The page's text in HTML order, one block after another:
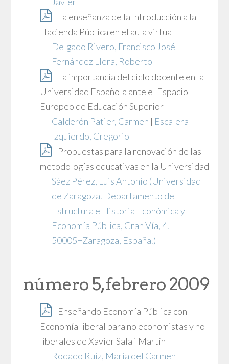
La enseñanza de la Introducción a la
Hacienda Pública en el aula virtual
Delgado Rivero, Francisco José |
Fernández Llera, Roberto
La importancia del ciclo docente en la
Universidad Española ante el Espacio
Europeo de Educación Superior
Calderón Patier, Carmen | Escalera
Izquierdo, Gregorio
Propuestas para la renovación de las
metodologías educativas en la Universidad
Sáez Pérez, Luis Antonio (Universidad
de Zaragoza. Departamento de
Estructura e Historia Económica y
Economía Pública, Gran Vía, 4.
50005−Zaragoza, España.)
número 5, febrero 2009
Enseñando Economía Pública con
Economía liberal para no economistas y no
liberales de Xavier Sala i Martín
Rodado Ruiz, María del Carmen